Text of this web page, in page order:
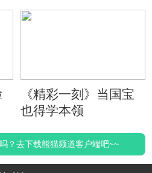
《精彩一刻》当国宝
也得学本领
？去下载熊猫频道客户端吧~~